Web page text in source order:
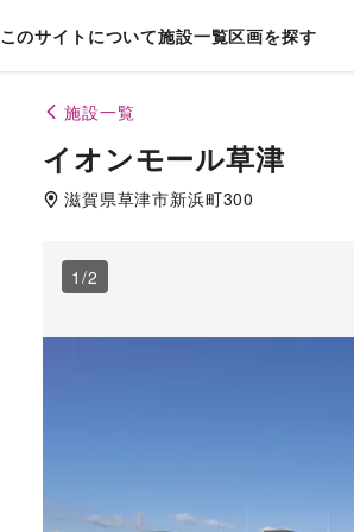
このサイトについて施設一覧区画を探す
施設一覧
イオンモール草津
滋賀県草津市新浜町300
1 /2